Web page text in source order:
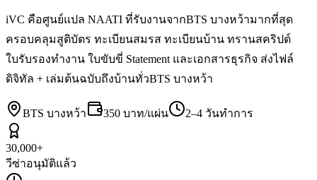
iVC คือศูนย์แปล NAATI ที่รับงานจากBTS บางหว้ามากที่สุด
ครอบคลุมสูติบัตร ทะเบียนสมรส ทะเบียนบ้าน ทรานสคริปต์
ใบรับรองทำงาน ใบขับขี่ Statement และเอกสารธุรกิจ ส่งไฟล์
ดิจิทัล + เล่มต้นฉบับถึงบ้านทั่วBTS บางหว้า
BTS บางหว้า 350 บาท/แผ่น 2–4 วันทำการ
30,000+
วีซ่าอนุมัติแล้ว